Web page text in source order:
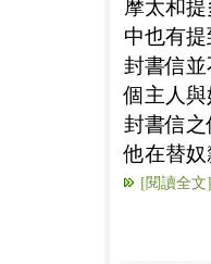
摩太和
中也有
封書信
個主人
封書信
他在替
[閱讀全文]